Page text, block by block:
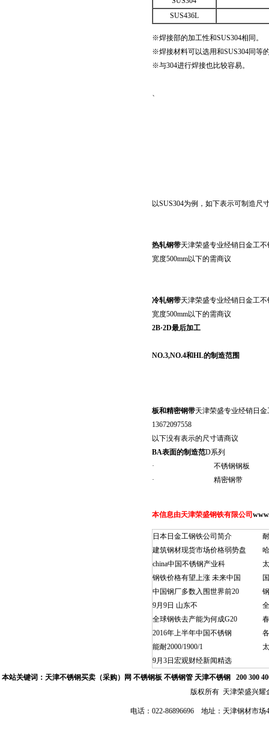
SUS436L
※焊接部的加工性和SUS304相同。
※焊接材料可以选用和SUS304同等
※与304进行焊接也比较容易。
、
以SUS304为例，如下表示可制造
热轧钢带天津荣盛专业经销日金工
宽度500mm以下的需商议
冷轧钢带天津荣盛专业经销日金工
宽度500mm以下的需商议
2B·2D最后加工
NO.3,NO.4和HL的制造范围
板和精密钢带天津荣盛专业经销日
13672097558
以下没有表示的尺寸请商议
BA表面的制造范D系列
· 不锈钢钢板
· 精密钢带
本信息由天津荣盛钢铁有限公司
日本日金工钢铁公司简介
建筑钢材现货市场价格弱势盘
china中国不锈钢产业科
钢铁价格有望上涨 未来中国
中国钢厂多数入围世界前20
9月9日 山东不
全球钢铁去产能为何成G20
2016年上半年中国不锈钢
能耐2000/1900/1
9月3日宏观财经新闻精选
本站关键词： 天津不锈钢买卖（采购）网 不锈钢板 不锈钢管 天津不锈钢
200 300
版权所有 天津荣盛兴
电话：022-86896696 地址：天津钢材市